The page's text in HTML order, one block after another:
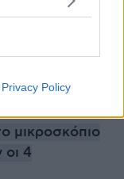
Privacy Policy
μικροσκόπιο
οι 4